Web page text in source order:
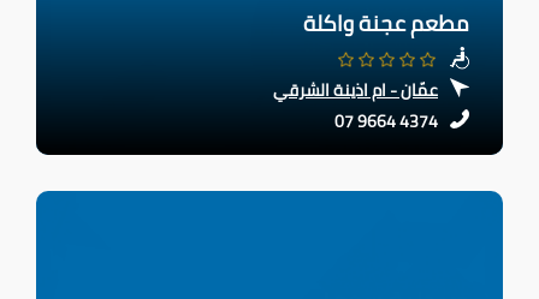
مطعم عجنة واكلة
عمّان - ام اذينة الشرقي
07 9664 4374